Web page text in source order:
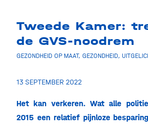
Tweede Kamer:
de GVS-noodrem
GEZONDHEID OP MAAT, GEZONDHEID,
13 SEPTEMBER 2022
Het kan verkeren. Wat alle
2015 een relatief pijnloze